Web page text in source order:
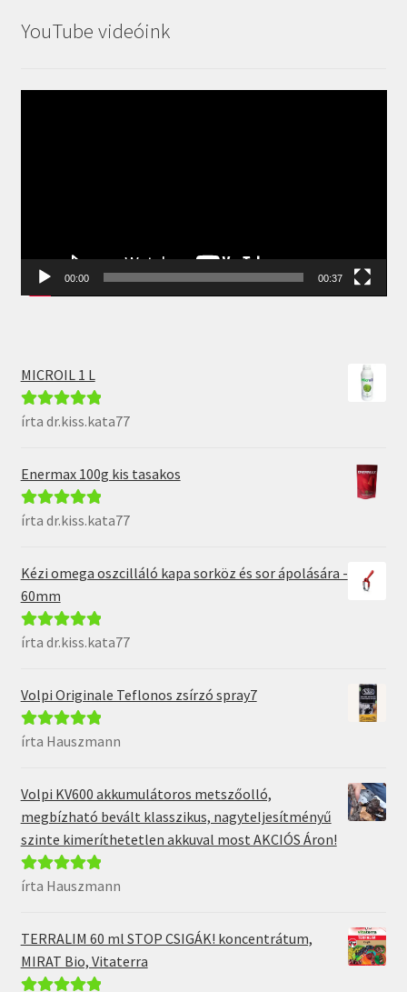
YouTube videóink
00:00 00:37
MICROIL 1 L
Értékelés:5 /
írta dr.kiss.kata77
Enermax 100g kis tasakos
Értékelés:5 /
írta dr.kiss.kata77
Kézi omega oszcilláló kapa sorköz és sor ápolására -
60mm
Értékelés:5 /
írta dr.kiss.kata77
Volpi Originale Teflonos zsírzó spray7
Értékelés:5/
írta Hauszmann
Volpi KV600 akkumulátoros metszőolló,
megbízható bevált klasszikus, nagyteljesítményű
szinte kimeríthetetlen akkuval most AKCIÓS Áron!
Értékelés:5/
írta Hauszmann
TERRALIM 60 ml STOP CSIGÁK! koncentrátum,
MIRAT Bio, Vitaterra